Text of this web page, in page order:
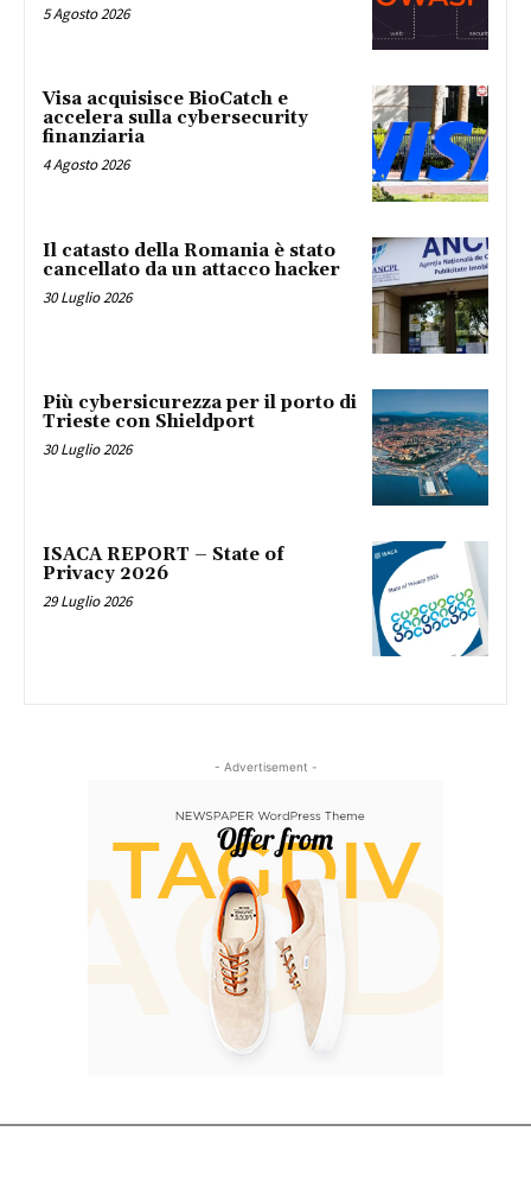
5 Agosto 2026
Visa acquisisce BioCatch e
accelera sulla cybersecurity
finanziaria
4 Agosto 2026
Il catasto della Romania è stato
cancellato da un attacco hacker
30 Luglio 2026
Più cybersicurezza per il porto di
Trieste con Shieldport
30 Luglio 2026
ISACA REPORT – State of
Privacy 2026
29 Luglio 2026
- Advertisement -